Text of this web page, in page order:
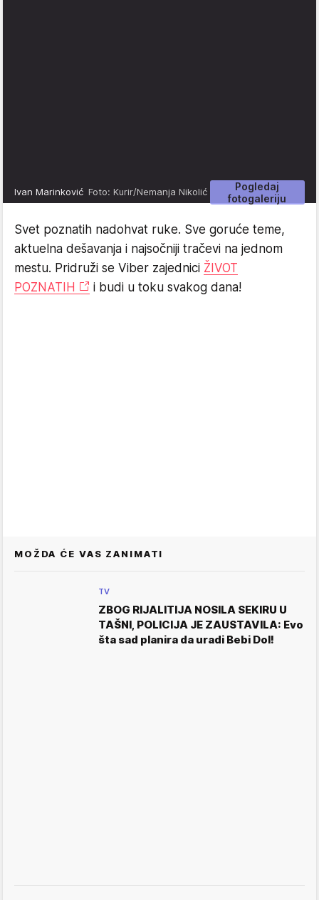
Pogledaj
fotogaleriju
Ivan Marinković Foto: Kurir/Nemanja Nikolić
Svet poznatih nadohvat ruke. Sve goruće teme,
aktuelna dešavanja i najsočniji tračevi na jednom
mestu. Pridruži se Viber zajednici ŽIVOT
POZNATIH
i budi u toku svakog dana!
MOŽDA ĆE VAS ZANIMATI
TV
ZBOG RIJALITIJA NOSILA SEKIRU U
TAŠNI, POLICIJA JE ZAUSTAVILA: Evo
šta sad planira da uradi Bebi Dol!